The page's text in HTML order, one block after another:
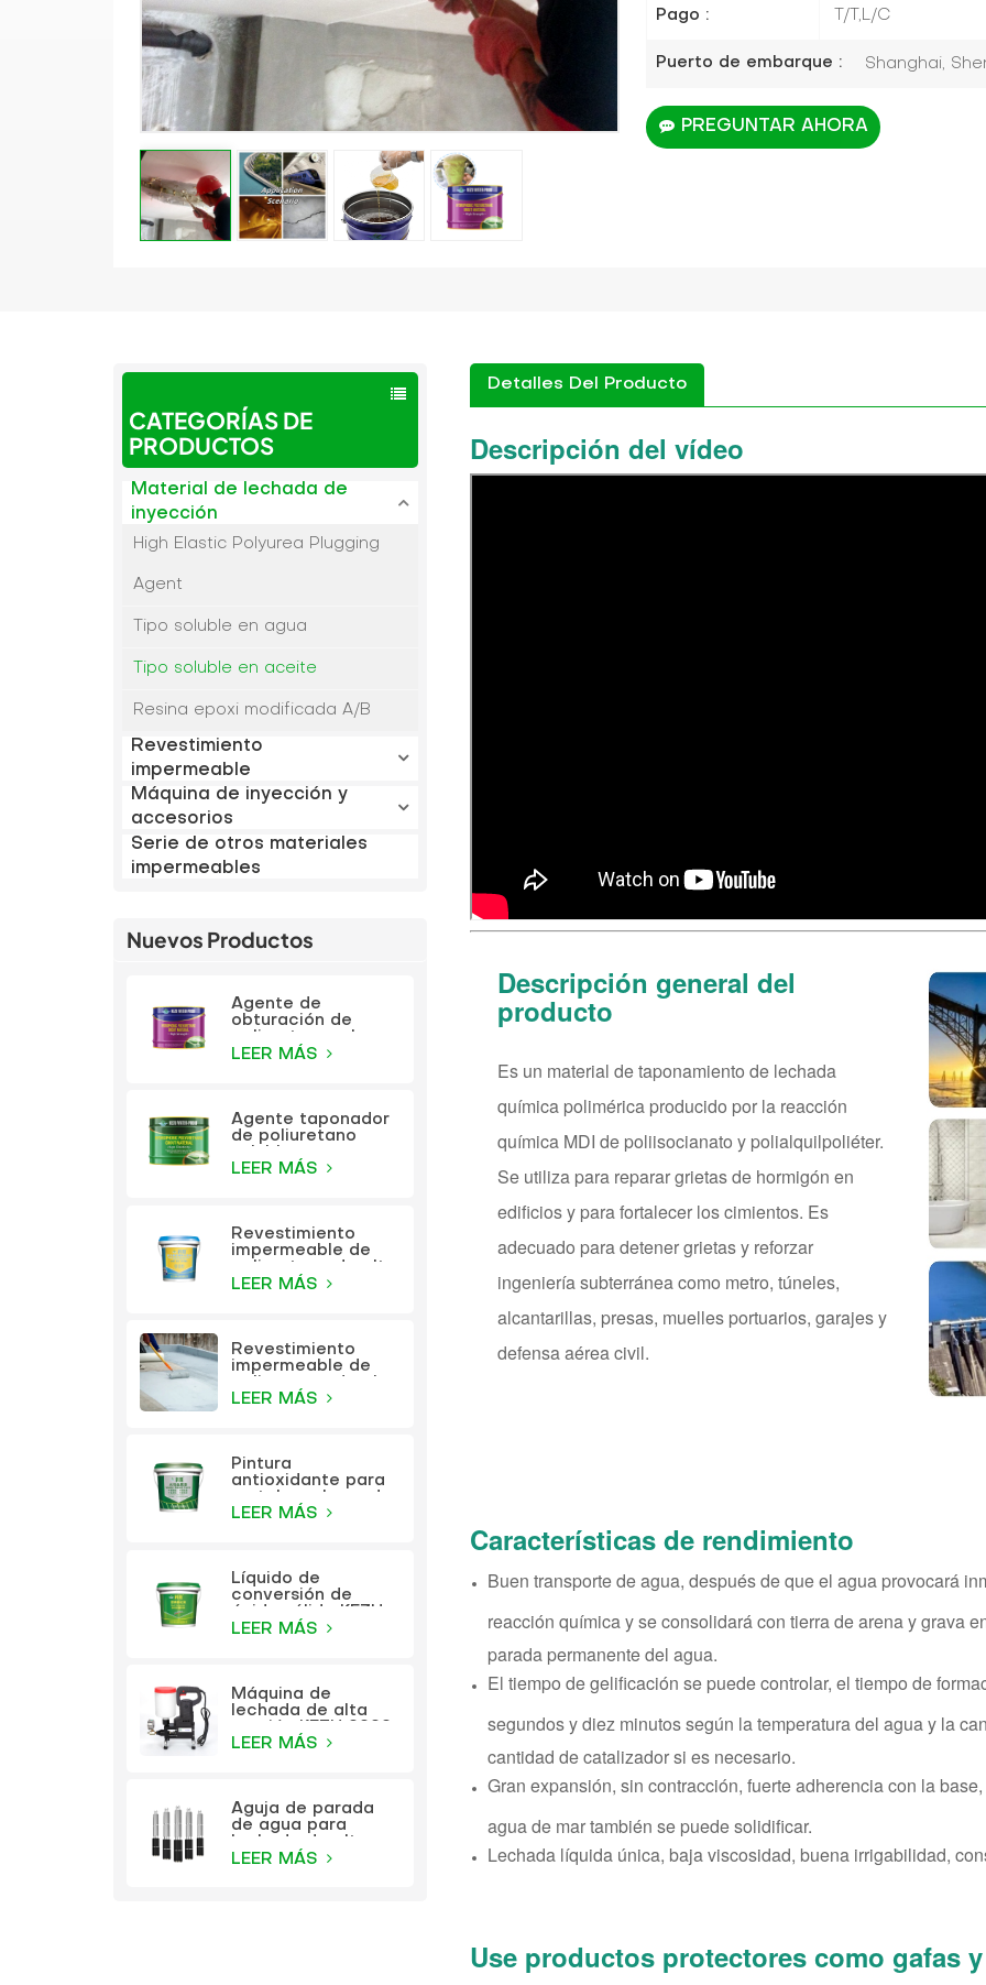
Pago : T/T,L/C
Puerto de embarque : Shanghai,
PREGUNTAR AHORA
CATEGORÍAS DE
PRODUCTOS
Material de lechada de
inyección
High Elastic Polyurea Plugging
Agent
Tipo soluble en agua
Tipo soluble en aceite
Resina epoxi modificada A/B
Revestimiento
impermeable
Máquina de inyección y
accesorios
Serie de otros materiales
impermeables
Nuevos Productos
Agente de
obturación de
de aceite KEZU
LEER MÁS
Agente taponador
de poliuretano
KEZU
LEER MÁS
Revestimiento
impermeable de
elasticidad
LEER MÁS
Revestimiento
impermeable de
elasticidad
LEER MÁS
Pintura
antioxidante para
agua KEZU (pintura
LEER MÁS
Líquido de
conversión de
(imprimación
LEER MÁS
Máquina de
lechada de alta
LEER MÁS
Aguja de parada
de agua para
presión KEZU
LEER MÁS
Detalles Del Producto
Descripción del vídeo
Descripción general del
producto
Es un material de taponamiento de lechada
química polimérica producido por la reacción
química MDI de poliisocianato y polialquilpoliéter.
Se utiliza para reparar grietas de hormigón en
edificios y para fortalecer los cimientos. Es
adecuado para detener grietas y reforzar
ingeniería subterránea como metro, túneles,
alcantarillas, presas, muelles portuarios, garajes y
defensa aérea civil.
Características de rendimiento
Buen transporte de agua, después de que el agua provocará
reacción química y se consolidará con tierra de arena y grava
parada permanente del agua.
El tiempo de gelificación se puede controlar, el tiempo de
segundos y diez minutos según la temperatura del agua y la
cantidad de catalizador si es necesario.
Gran expansión, sin contracción, fuerte adherencia con la
agua de mar también se puede solidificar.
Lechada líquida única, baja viscosidad, buena irrigabilidad,
Use productos protectores como gafas